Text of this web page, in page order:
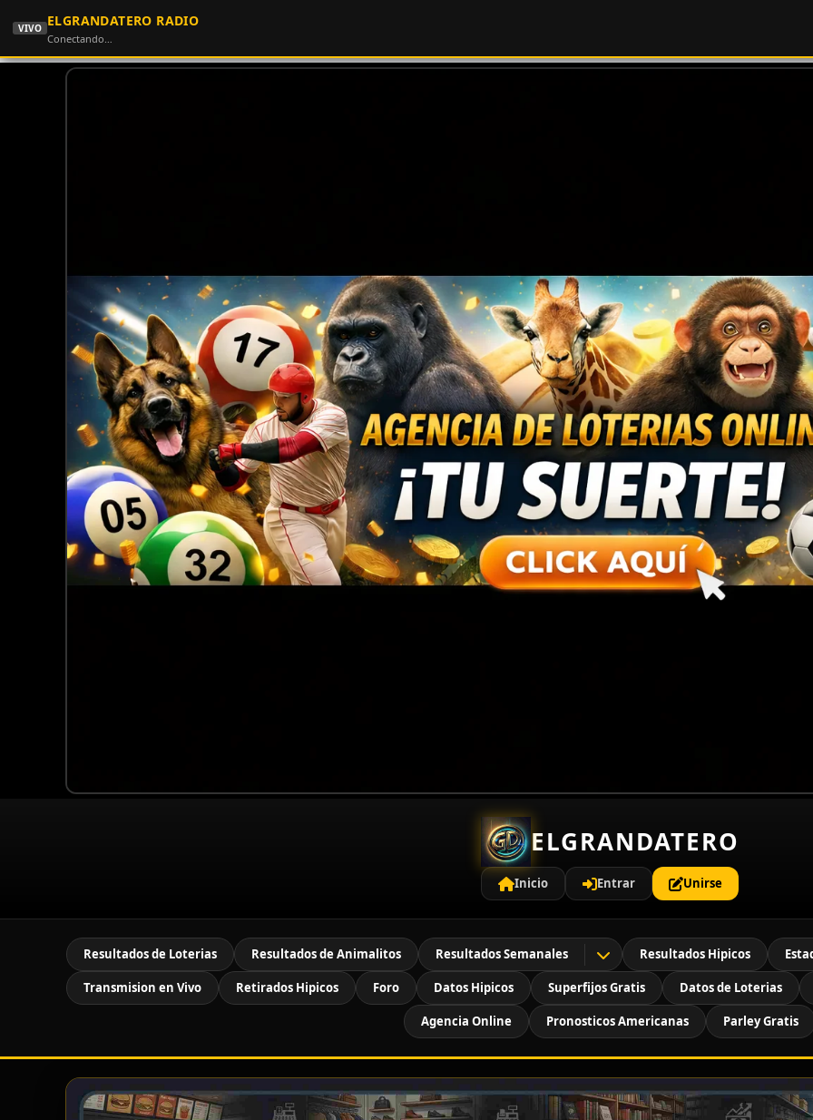
VIVO ELGRANDATERO RADIO
Conectando…
ELGRANDATERO
Inicio Entrar Unirse
Resultados de Loterias Resultados de Animalitos Resultados Semanales Resultados Hipicos
Transmision en Vivo Retirados Hipicos Foro Datos Hipicos Superfijos Gratis Datos de Loterias
Agencia Online Pronosticos Americanas Parley Gratis